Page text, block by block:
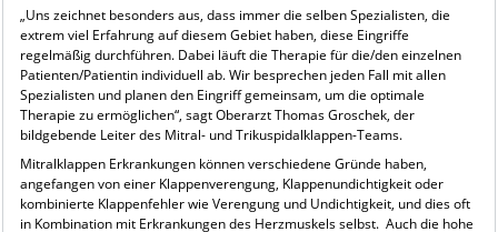
„Uns zeichnet besonders aus, dass immer die selben Spezialisten, die
extrem viel Erfahrung auf diesem Gebiet haben, diese Eingriffe
regelmäßig durchführen. Dabei läuft die Therapie für die/den einzelnen
Patienten/Patientin individuell ab. Wir besprechen jeden Fall mit allen
Spezialisten und planen den Eingriff gemeinsam, um die optimale
Therapie zu ermöglichen“, sagt Oberarzt Thomas Groschek, der
bildgebende Leiter des Mitral- und Trikuspidalklappen-Teams.
Mitralklappen Erkrankungen können verschiedene Gründe haben,
angefangen von einer Klappenverengung, Klappenundichtigkeit oder
kombinierte Klappenfehler wie Verengung und Undichtigkeit, und dies oft
in Kombination mit Erkrankungen des Herzmuskels selbst. Auch die hohe